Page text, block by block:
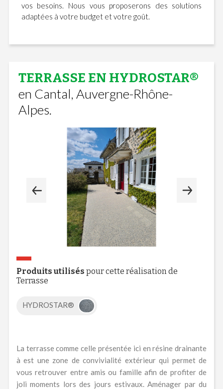
vos besoins. Nous vous proposerons des solutions
adaptées à votre budget et votre goût.
TERRASSE EN HYDROSTAR®
en Cantal, Auvergne-Rhône-
Alpes.
Produits utilisés pour cette réalisation de
Terrasse
HYDROSTAR®
La terrasse comme celle présentée ici en résine drainante
à est une zone de convivialité extérieur qui permet de
vous retrouver entre amis ou famille afin de profiter de
joli moments lors des jours estivaux. Aménager par du